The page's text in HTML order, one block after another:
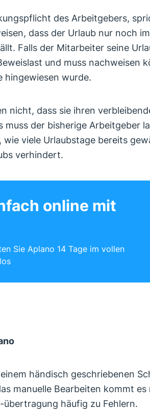
des Arbeitgebers,
dass der Urlaub nur noch
Falls der Mitarbeiter seine
und muss nachweisen
hingewiesen wurde.
nicht, dass sie ihren
der bisherige Arbeitgeber
wie viele Urlaubstage bereits
verhindert.
online mit
Sie Aplano 14 Tage im vollen
händisch geschriebenen
manuelle Bearbeiten kommt
übertragung häufig zu Fehlern.